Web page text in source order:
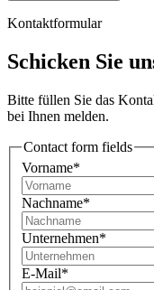
Kontaktformular
Schicken Sie
Bitte füllen Sie das
bei Ihnen melden.
Contact form fields
Vorname*
Nachname*
Unternehmen*
E-Mail*